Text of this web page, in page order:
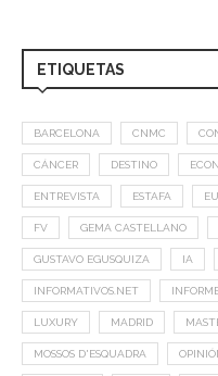
ETIQUETAS
BARCELONA CNMC
CÁNCER DESTINO
ENTREVISTA ESTAFA
FV GEMA CASTELLANO
GUSTAVO EGUSQUIZA IA
INFORMATIVOS.NET
LUXURY MADRID
MOSSOS D'ESQUADRA